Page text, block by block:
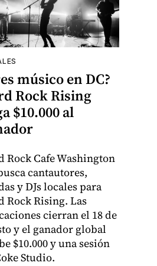
músico en DC?
Rock Rising
$10.000 al
Rock Cafe Washington
cantautores,
y DJs locales para
Rock Rising. Las
cierran el 18 de
y el ganador global
$10.000 y una sesión
Studio.